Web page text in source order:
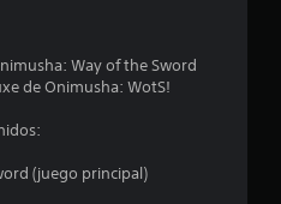
Way of the Sword
de Onimusha: WotS!
(juego principal)